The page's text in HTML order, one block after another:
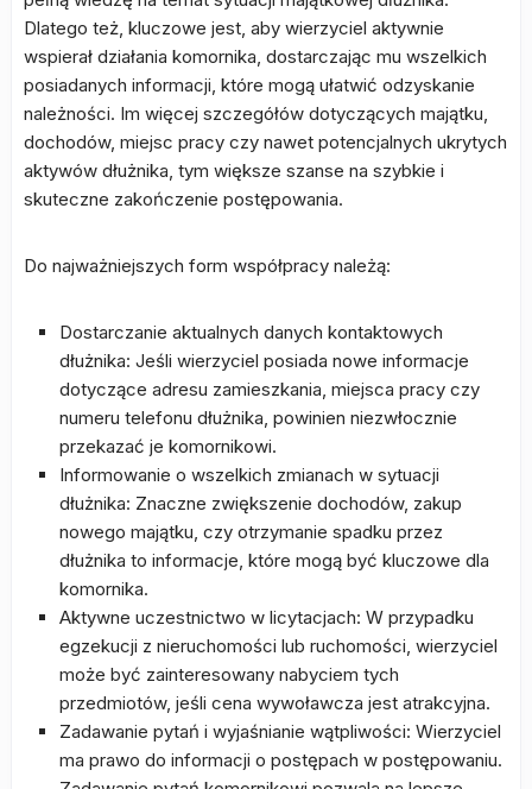
Dlatego też, kluczowe jest, aby wierzyciel aktywnie
wspierał działania komornika, dostarczając mu wszelkich
posiadanych informacji, które mogą ułatwić odzyskanie
należności. Im więcej szczegółów dotyczących majątku,
dochodów, miejsc pracy czy nawet potencjalnych ukrytych
aktywów dłużnika, tym większe szanse na szybkie i
skuteczne zakończenie postępowania.
Do najważniejszych form współpracy należą:
Dostarczanie aktualnych danych kontaktowych
dłużnika: Jeśli wierzyciel posiada nowe informacje
dotyczące adresu zamieszkania, miejsca pracy czy
numeru telefonu dłużnika, powinien niezwłocznie
przekazać je komornikowi.
Informowanie o wszelkich zmianach w sytuacji
dłużnika: Znaczne zwiększenie dochodów, zakup
nowego majątku, czy otrzymanie spadku przez
dłużnika to informacje, które mogą być kluczowe dla
komornika.
Aktywne uczestnictwo w licytacjach: W przypadku
egzekucji z nieruchomości lub ruchomości, wierzyciel
może być zainteresowany nabyciem tych
przedmiotów, jeśli cena wywoławcza jest atrakcyjna.
Zadawanie pytań i wyjaśnianie wątpliwości: Wierzyciel
ma prawo do informacji o postępach w postępowaniu.